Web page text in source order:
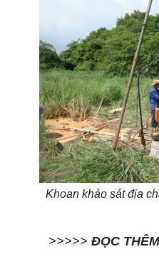
Khoan khảo sát địa
>>>>> ĐỌC